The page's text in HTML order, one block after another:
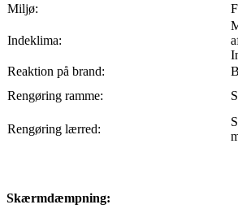
Miljø:
Indeklima:
Reaktion på brand:
Rengøring ramme:
Rengøring lærred:
Skærmdæmpning: